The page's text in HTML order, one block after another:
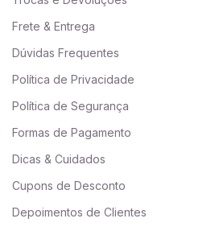
Frete & Entrega
Dúvidas Frequentes
Política de Privacidade
Política de Segurança
Formas de Pagamento
Dicas & Cuidados
Cupons de Desconto
Depoimentos de Clientes